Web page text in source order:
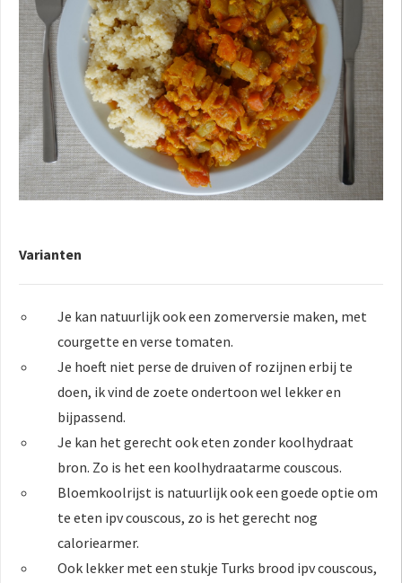
Varianten
Je kan natuurlijk ook een zomerversie maken, met
courgette en verse tomaten.
Je hoeft niet perse de druiven of rozijnen erbij te
doen, ik vind de zoete ondertoon wel lekker en
bijpassend.
Je kan het gerecht ook eten zonder koolhydraat
bron. Zo is het een koolhydraatarme couscous.
Bloemkoolrijst is natuurlijk ook een goede optie om
te eten ipv couscous, zo is het gerecht nog
caloriearmer.
Ook lekker met een stukje Turks brood ipv couscous,